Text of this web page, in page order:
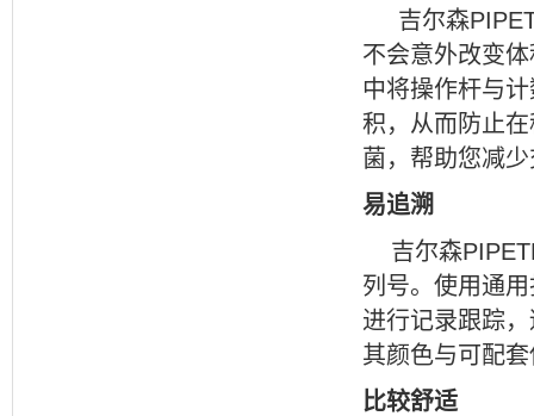
吉尔森
不会意外改变
中将操作杆与
积，从而防止
菌，帮助您减
易追溯
吉尔森
列号。使用通
进行记录跟踪
其颜色与可配
比较舒适